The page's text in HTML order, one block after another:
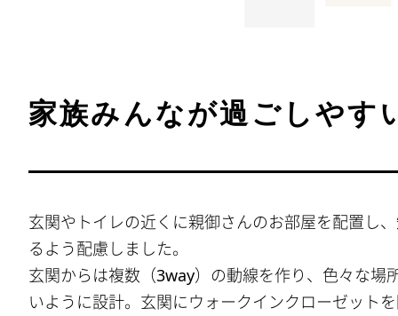
家族みんなが過ごしやす
玄関やトイレの近くに親御さんのお部屋を配置し
るよう配慮しました。
玄関からは複数（3way）の動線を作り、色々な場
いように設計。玄関にウォークインクローゼット